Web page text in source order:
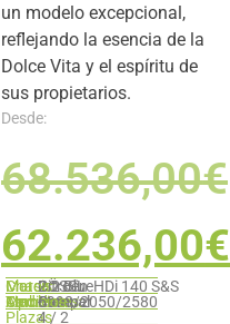
un modelo excepcional,
reflejando la esencia de la
Dolce Vita y el espíritu de
sus propietarios.
Desde:
68.536,00€
62.236,00€
Marca:PÖSSL
Chasis:Citroën
Motor.2.2 BlueHDi 140 S&S
Manual
Medidas:5998/2050/2580
Ambientes:
-
Tipo:Camper
Cambios
:
6
Plazas4 / 2